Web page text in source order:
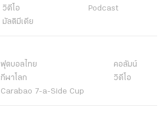
วิดีโอ
Podcast
มัลติมีเดีย
ฟุตบอลไทย
คอลัมน์
กีฬาโลก
วิดีโอ
Carabao 7-a-Side Cup